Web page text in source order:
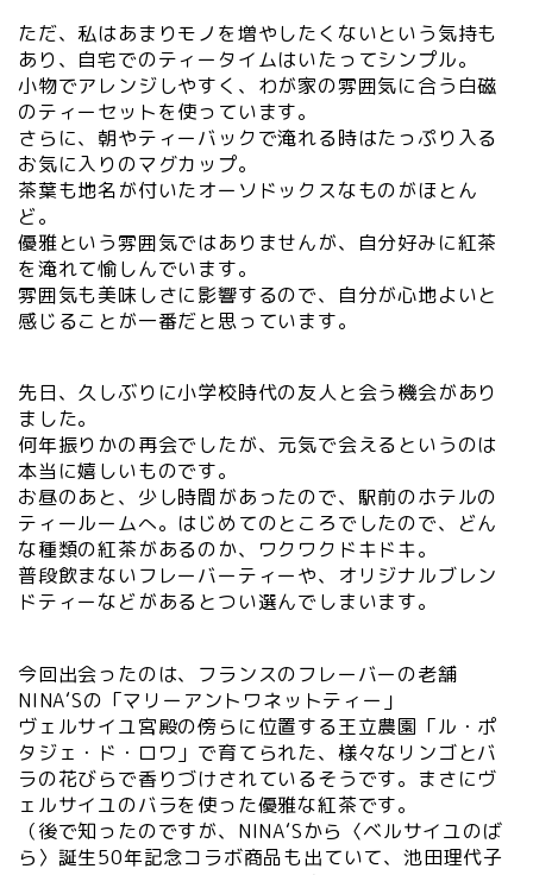
ただ、私はあまりモノを増やしたくないという気持も
あり、自宅でのティータイムはいたってシンプル。
小物でアレンジしやすく、わが家の雰囲気に合う白磁
のティーセットを使っています。
さらに、朝やティーバックで淹れる時はたっぷり入る
お気に入りのマグカップ。
茶葉も地名が付いたオーソドックスなものがほとん
ど。
優雅という雰囲気ではありませんが、自分好みに紅茶
を淹れて愉しんでいます。
雰囲気も美味しさに影響するので、自分が心地よいと
感じることが一番だと思っています。
先日、久しぶりに小学校時代の友人と会う機会があり
ました。
何年振りかの再会でしたが、元気で会えるというのは
本当に嬉しいものです。
お昼のあと、少し時間があったので、駅前のホテルの
ティールームへ。はじめてのところでしたので、どん
な種類の紅茶があるのか、ワクワクドキドキ。
普段飲まないフレーバーティーや、オリジナルブレン
ドティーなどがあるとつい選んでしまいます。
今回出会ったのは、フランスのフレーバーの老舗
NINA‘Sの「マリーアントワネットティー」
ヴェルサイユ宮殿の傍らに位置する王立農園「ル・ポ
タジェ・ド・ロワ」で育てられた、様々なリンゴとバ
ラの花びらで香りづけされているそうです。まさにヴ
ェルサイユのバラを使った優雅な紅茶です。
（後で知ったのですが、NINA‘Sから〈ベルサイユのば
ら〉誕生50年記念コラボ商品も出ていて、池田理代子